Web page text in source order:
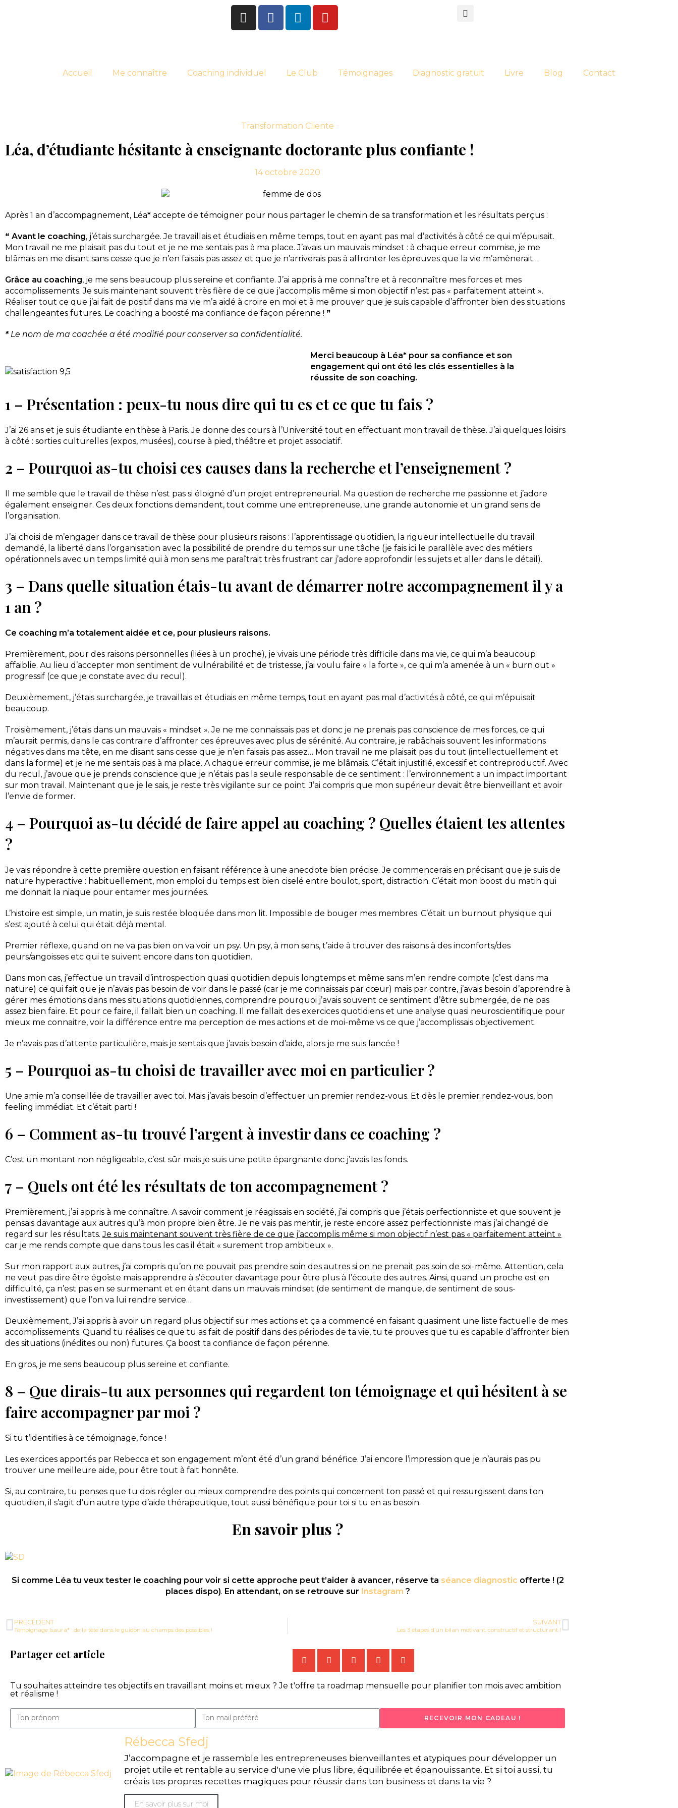
Accueil Me connaître Coaching individuel Le Club Témoignages Diagnostic gratuit Livre Blog Contact
Transformation Cliente
Léa, d’étudiante hésitante à enseignante doctorante plus confiante !
14 octobre 2020
Après 1 an d’accompagnement, Léa* accepte de témoigner pour nous partager le chemin de sa transformation et les résultats perçus :
❝ Avant le coaching, j’étais surchargée. Je travaillais et étudiais en même temps, tout en ayant pas mal d’activités à côté ce qui m’épuisait.
Mon travail ne me plaisait pas du tout et je ne me sentais pas à ma place. J’avais un mauvais mindset : à chaque erreur commise, je me
blâmais en me disant sans cesse que je n’en faisais pas assez et que je n’arriverais pas à affronter les épreuves que la vie m’amènerait…
Grâce au coaching, je me sens beaucoup plus sereine et confiante. J’ai appris à me connaître et à reconnaître mes forces et mes
accomplissements. Je suis maintenant souvent très fière de ce que j’accomplis même si mon objectif n’est pas « parfaitement atteint ».
Réaliser tout ce que j’ai fait de positif dans ma vie m’a aidé à croire en moi et à me prouver que je suis capable d’affronter bien des situations
challengeantes futures. Le coaching a boosté ma confiance de façon pérenne ! ❞
*Le nom de ma coachée a été modifié pour conserver sa confidentialité.
Merci beaucoup à Léa* pour sa confiance et son
engagement qui ont été les clés essentielles à la
réussite de son coaching.
1 – Présentation : peux-tu nous dire qui tu es et ce que tu fais ?
J’ai 26 ans et je suis étudiante en thèse à Paris. Je donne des cours à l’Université tout en effectuant mon travail de thèse. J’ai quelques loisirs
à côté : sorties culturelles (expos, musées), course à pied, théâtre et projet associatif.
2 – Pourquoi as-tu choisi ces causes dans la recherche et l’enseignement ?
Il me semble que le travail de thèse n’est pas si éloigné d’un projet entrepreneurial. Ma question de recherche me passionne et j’adore
également enseigner. Ces deux fonctions demandent, tout comme une entrepreneuse, une grande autonomie et un grand sens de
l’organisation.
J’ai choisi de m’engager dans ce travail de thèse pour plusieurs raisons : l’apprentissage quotidien, la rigueur intellectuelle du travail
demandé, la liberté dans l’organisation avec la possibilité de prendre du temps sur une tâche (je fais ici le parallèle avec des métiers
opérationnels avec un temps limité qui à mon sens me paraîtrait très frustrant car j’adore approfondir les sujets et aller dans le détail).
3 – Dans quelle situation étais-tu avant de démarrer notre accompagnement il y a
1 an ?
Ce coaching m’a totalement aidée et ce, pour plusieurs raisons.
Premièrement, pour des raisons personnelles (liées à un proche), je vivais une période très difficile dans ma vie, ce qui m’a beaucoup
affaiblie. Au lieu d’accepter mon sentiment de vulnérabilité et de tristesse, j’ai voulu faire « la forte », ce qui m’a amenée à un « burn out »
progressif (ce que je constate avec du recul).
Deuxièmement, j’étais surchargée, je travaillais et étudiais en même temps, tout en ayant pas mal d’activités à côté, ce qui m’épuisait
beaucoup.
Troisièmement, j’étais dans un mauvais « mindset ». Je ne me connaissais pas et donc je ne prenais pas conscience de mes forces, ce qui
m’aurait permis, dans le cas contraire d’affronter ces épreuves avec plus de sérénité. Au contraire, je rabâchais souvent les informations
négatives dans ma tête, en me disant sans cesse que je n’en faisais pas assez… Mon travail ne me plaisait pas du tout (intellectuellement et
dans la forme) et je ne me sentais pas à ma place. A chaque erreur commise, je me blâmais. C’était injustifié, excessif et contreproductif. Avec
du recul, j’avoue que je prends conscience que je n’étais pas la seule responsable de ce sentiment : l’environnement a un impact important
sur mon travail. Maintenant que je le sais, je reste très vigilante sur ce point. J’ai compris que mon supérieur devait être bienveillant et avoir
l’envie de former.
4 – Pourquoi as-tu décidé de faire appel au coaching ? Quelles étaient tes attentes
?
Je vais répondre à cette première question en faisant référence à une anecdote bien précise. Je commencerais en précisant que je suis de
nature hyperactive : habituellement, mon emploi du temps est bien ciselé entre boulot, sport, distraction. C’était mon boost du matin qui
me donnait la niaque pour entamer mes journées.
L’histoire est simple, un matin, je suis restée bloquée dans mon lit. Impossible de bouger mes membres. C’était un burnout physique qui
s’est ajouté à celui qui était déjà mental.
Premier réflexe, quand on ne va pas bien on va voir un psy. Un psy, à mon sens, t’aide à trouver des raisons à des inconforts/des
peurs/angoisses etc qui te suivent encore dans ton quotidien.
Dans mon cas, j’effectue un travail d’introspection quasi quotidien depuis longtemps et même sans m’en rendre compte (c’est dans ma
nature) ce qui fait que je n’avais pas besoin de voir dans le passé (car je me connaissais par cœur) mais par contre, j’avais besoin d’apprendre à
gérer mes émotions dans mes situations quotidiennes, comprendre pourquoi j’avais souvent ce sentiment d’être submergée, de ne pas
assez bien faire. Et pour ce faire, il fallait bien un coaching. Il me fallait des exercices quotidiens et une analyse quasi neuroscientifique pour
mieux me connaitre, voir la différence entre ma perception de mes actions et de moi-même vs ce que j’accomplissais objectivement.
Je n’avais pas d’attente particulière, mais je sentais que j’avais besoin d’aide, alors je me suis lancée !
5 – Pourquoi as-tu choisi de travailler avec moi en particulier ?
Une amie m’a conseillée de travailler avec toi. Mais j’avais besoin d’effectuer un premier rendez-vous. Et dès le premier rendez-vous, bon
feeling immédiat. Et c’était parti !
6 – Comment as-tu trouvé l’argent à investir dans ce coaching ?
C’est un montant non négligeable, c’est sûr mais je suis une petite épargnante donc j’avais les fonds.
7 – Quels ont été les résultats de ton accompagnement ?
Premièrement, j’ai appris à me connaître. A savoir comment je réagissais en société, j’ai compris que j’étais perfectionniste et que souvent je
pensais davantage aux autres qu’à mon propre bien être. Je ne vais pas mentir, je reste encore assez perfectionniste mais j’ai changé de
regard sur les résultats.Je suis maintenant souvent très fière de ce que j’accomplis même si mon objectif n’est pas « parfaitement atteint »
car je me rends compte que dans tous les cas il était « surement trop ambitieux ».
Sur mon rapport aux autres, j’ai compris qu’on ne pouvait pas prendre soin des autres si on ne prenait pas soin de soi-même. Attention, cela
ne veut pas dire être égoïste mais apprendre à s’écouter davantage pour être plus à l’écoute des autres. Ainsi, quand un proche est en
difficulté, ça n’est pas en se surmenant et en étant dans un mauvais mindset (de sentiment de manque, de sentiment de sous-
investissement) que l’on va lui rendre service…
Deuxièmement, J’ai appris à avoir un regard plus objectif sur mes actions et ça a commencé en faisant quasiment une liste factuelle de mes
accomplissements. Quand tu réalises ce que tu as fait de positif dans des périodes de ta vie, tu te prouves que tu es capable d’affronter bien
des situations (inédites ou non) futures. Ça boost ta confiance de façon pérenne.
En gros, je me sens beaucoup plus sereine et confiante.
8 – Que dirais-tu aux personnes qui regardent ton témoignage et qui hésitent à se
faire accompagner par moi ?
Si tu t’identifies à ce témoignage, fonce !
Les exercices apportés par Rebecca et son engagement m’ont été d’un grand bénéfice. J’ai encore l’impression que je n’aurais pas pu
trouver une meilleure aide, pour être tout à fait honnête.
Si, au contraire, tu penses que tu dois régler ou mieux comprendre des points qui concernent ton passé et qui ressurgissent dans ton
quotidien, il s’agit d’un autre type d’aide thérapeutique, tout aussi bénéfique pour toi si tu en as besoin.
En savoir plus ?
Si comme Léa tu veux tester le coaching pour voir si cette approche peut t’aider à avancer, réserve ta séance diagnostic offerte ! (2
places dispo). En attendant, on se retrouve sur Instagram ?
PRÉCÉDENT
Témoignage Isaura* : de la tête dans le guidon au champs des possibles !
SUIVANT
Les 3 étapes d’un bilan motivant, constructif et structurant !
Partager cet article
Tu souhaites atteindre tes objectifs en travaillant moins et mieux ? Je t'offre ta roadmap mensuelle pour planifier ton mois avec ambition
et réalisme !
RECEVOIR MON CADEAU !
Rébecca Sfedj
J’accompagne et je rassemble les entrepreneuses bienveillantes et atypiques pour développer un
projet utile et rentable au service d'une vie plus libre, équilibrée et épanouissante. Et si toi aussi, tu
créais tes propres recettes magiques pour réussir dans ton business et dans ta vie ?
En savoir plus sur moi